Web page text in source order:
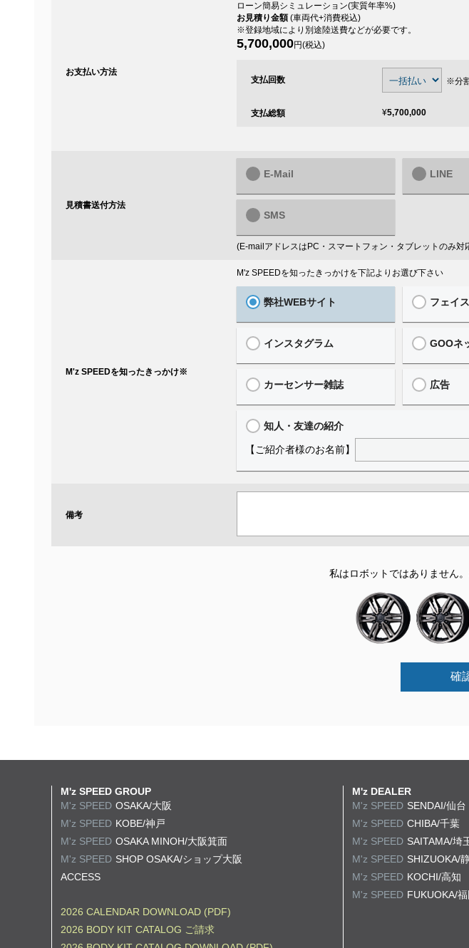
お支払い方法
ローン簡易シミュレーション(実質年率%)
お見積り金額(車両代+消費税込)
※登録地域により別途陸送費などが必要です。
5,700,000円(税込)
支払回数 ※分
支払総額 ¥5,700,000
見積書送付方法
E-Mail LINE
SMS
(E-mailアドレスはPC・スマートフォン・タブレットのみ対
M'z SPEEDを知ったきっかけ※
M'z SPEEDを知ったきっかけを下記よりお選び下さい
弊社WEBサイト フェイ
インスタグラム GOOネ
カーセンサー雑誌 広告
知人・友達の紹介
【ご紹介者様のお名前】
備考
私はロボットではありません。
確
M'z SPEED GROUP
M'z SPEED OSAKA/大阪
M'z SPEED KOBE/神戸
M'z SPEED OSAKA MINOH/大阪箕面
M'z SPEED SHOP OSAKA/ショップ大阪
ACCESS
2026 CALENDAR DOWNLOAD (PDF)
2026 BODY KIT CATALOG ご請求
M'z DEALER
M'z SPEED SENDAI/仙台
M'z SPEED CHIBA/千葉
M'z SPEED SAITAMA/埼
M'z SPEED SHIZUOKA/
M'z SPEED KOCHI/高知
M'z SPEED FUKUOKA/福